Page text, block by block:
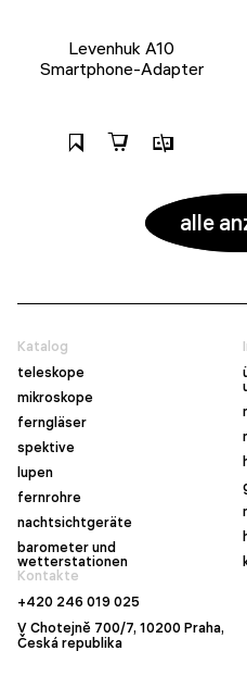
Levenhuk A10
Smartphone-Adapter
alle
Katalog
teleskope
mikroskope
ferngläser
spektive
lupen
fernrohre
nachtsichtgeräte
barometer und
wetterstationen
Kontakte
+420 246 019 025
V Chotejně 700/7, 10200 Praha,
Česká republika